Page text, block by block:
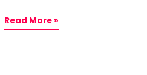
Read More »